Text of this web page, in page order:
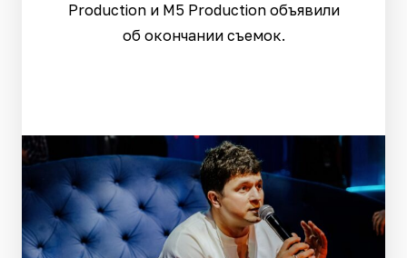
Production и M5 Production объявили
об окончании съемок.